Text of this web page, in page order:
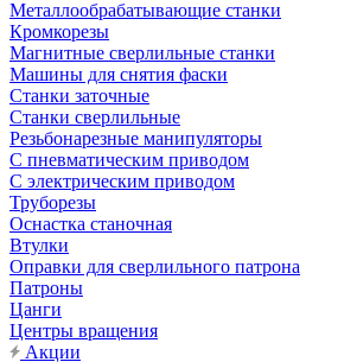
Металлообрабатывающие станки
Кромкорезы
Магнитные сверлильные станки
Машины для снятия фаски
Станки заточные
Станки сверлильные
Резьбонарезные манипуляторы
С пневматическим приводом
С электрическим приводом
Труборезы
Оснастка станочная
Втулки
Оправки для сверлильного патрона
Патроны
Цанги
Центры вращения
Акции